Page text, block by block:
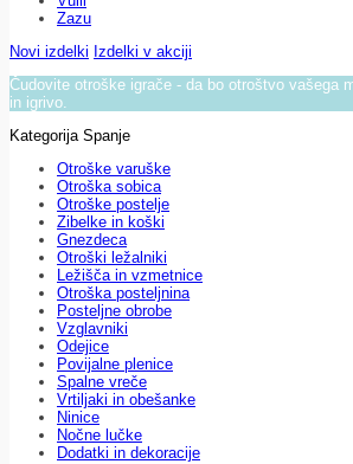
Zazu
Novi izdelki Izdelki v akciji
Čudovite otroške igrače - da bo otroštvo vašega
in igrivo.
Kategorija Spanje
Otroške varuške
Otroška sobica
Otroške postelje
Zibelke in koški
Gnezdeca
Otroški ležalniki
Ležišča in vzmetnice
Otroška posteljnina
Posteljne obrobe
Vzglavniki
Odejice
Povijalne plenice
Spalne vreče
Vrtiljaki in obešanke
Ninice
Nočne lučke
Dodatki in dekoracije